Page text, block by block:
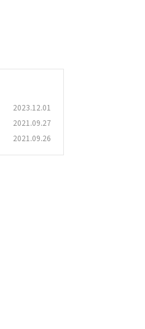
2023.12.01
2021.09.27
2021.09.26